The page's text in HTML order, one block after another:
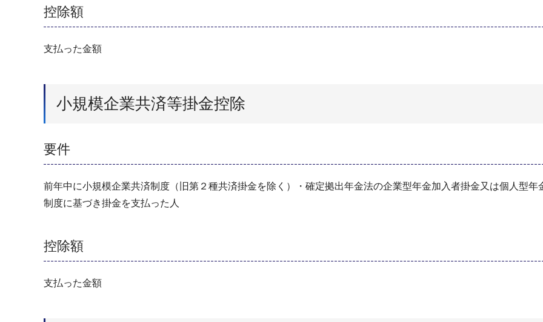
控除額
支払った金額
小規模企業共済等掛金控除
要件
前年中に小規模企業共済制度（旧第２種共済掛金を除く）・確定拠出年金法の企業型年金加入者掛金又は個人型
制度に基づき掛金を支払った人
控除額
支払った金額